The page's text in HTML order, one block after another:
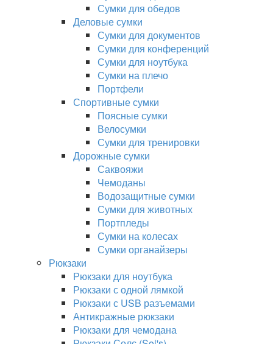
Сумки для обедов
Деловые сумки
Сумки для документов
Сумки для конференций
Сумки для ноутбука
Сумки на плечо
Портфели
Спортивные сумки
Поясные сумки
Велосумки
Сумки для тренировки
Дорожные сумки
Саквояжи
Чемоданы
Водозащитные сумки
Сумки для животных
Портпледы
Сумки на колесах
Сумки органайзеры
Рюкзаки
Рюкзаки для ноутбука
Рюкзаки с одной лямкой
Рюкзаки с USB разъемами
Антикражные рюкзаки
Рюкзаки для чемодана